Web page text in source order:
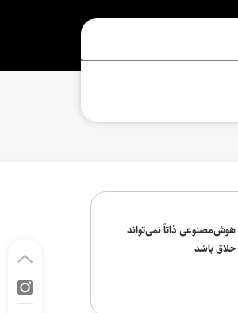
هوش‌مصنوعی ذاتاً نمی‌تواند
خلاق باشد